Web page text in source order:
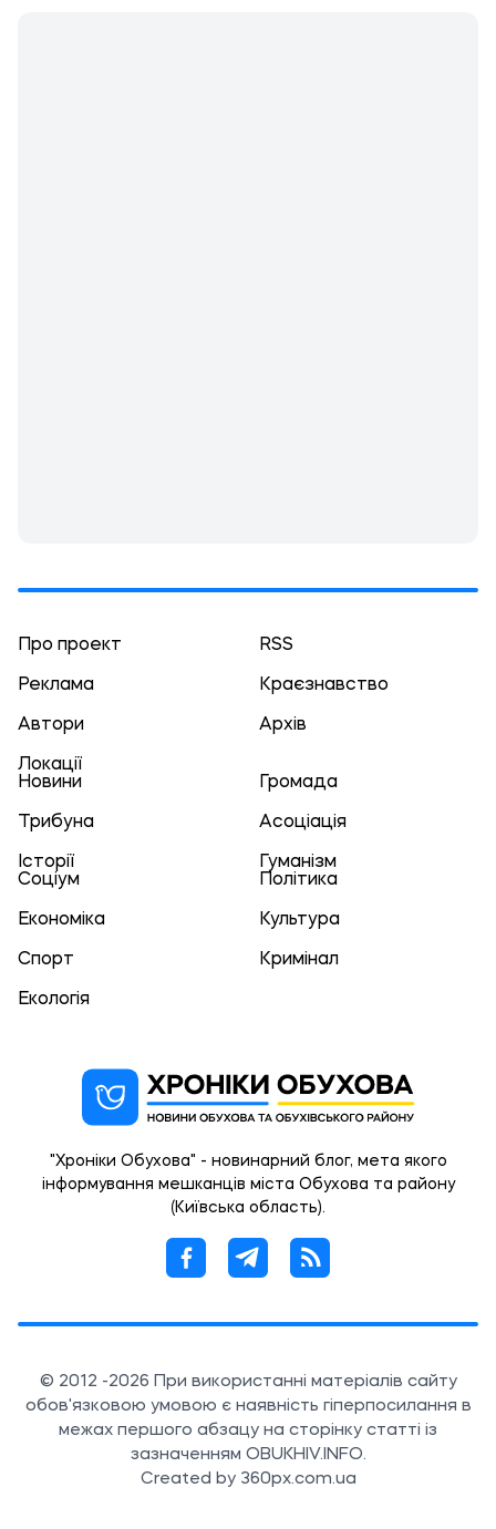
Про проект RSS
Реклама Краєзнавство
Автори Архів
Локації
Новини
Громада
Трибуна Асоціація
Історії
Гуманізм
Соціум
Політика
Економіка Культура
Спорт Кримінал
Екологія
"Хроніки Обухова" - новинарний блог, мета якого
інформування мешканців міста Обухова та району
(Київська область).
© 2012 -2026 При використанні матеріалів сайту
обов'язковою умовою є наявність гіперпосилання в
межах першого абзацу на сторінку статті із
зазначенням OBUKHIV.INFO.
Created by 360px.com.ua